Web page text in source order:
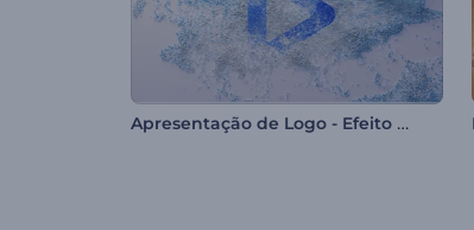
Apresentação de Logo - Efeito Arenoso